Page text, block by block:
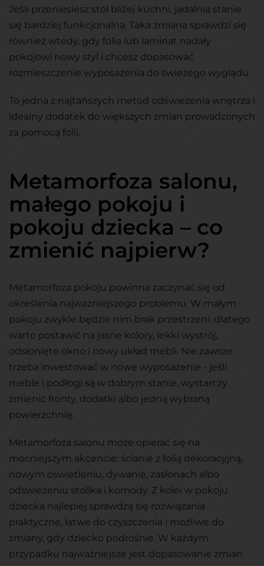
Jeśli przeniesiesz stół bliżej kuchni, jadalnia stanie
się bardziej funkcjonalna. Taka zmiana sprawdzi się
również wtedy, gdy folia lub laminat nadały
pokojowi nowy styl i chcesz dopasować
rozmieszczenie wyposażenia do świeżego wyglądu.
To jedna z najtańszych metod odświeżenia wnętrza i
idealny dodatek do większych zmian prowadzonych
za pomocą folii.
Metamorfoza salonu,
małego pokoju i
pokoju dziecka – co
zmienić najpierw?
Metamorfoza pokoju powinna zaczynać się od
określenia najważniejszego problemu. W małym
pokoju zwykle będzie nim brak przestrzeni, dlatego
warto postawić na jasne kolory, lekki wystrój,
odsłonięte okno i nowy układ mebli. Nie zawsze
trzeba inwestować w nowe wyposażenie - jeśli
meble i podłogi są w dobrym stanie, wystarczy
zmienić fronty, dodatki albo jedną wybraną
powierzchnię.
Metamorfoza salonu może opierać się na
mocniejszym akcencie: ścianie z folią dekoracyjną,
nowym oświetleniu, dywanie, zasłonach albo
odświeżeniu stolika i komody. Z kolei w pokoju
dziecka najlepiej sprawdzą się rozwiązania
praktyczne, łatwe do czyszczenia i możliwe do
zmiany, gdy dziecko podrośnie. W każdym
przypadku najważniejsze jest dopasowanie zmian